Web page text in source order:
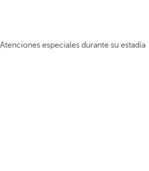
Atenciones especiales durante su estadía